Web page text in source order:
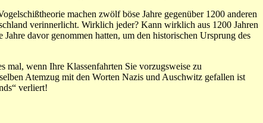
machen zwölf böse Jahre gegenüber 1200 anderen
verinnerlicht. Wirklich jeder? Kann wirklich aus 1200 Jahren
davor genommen hatten, um den historischen Ursprung des
mal, wenn Ihre Klassenfahrten Sie vorzugsweise zu
Atemzug mit den Worten Nazis und Auschwitz gefallen ist
verliert!